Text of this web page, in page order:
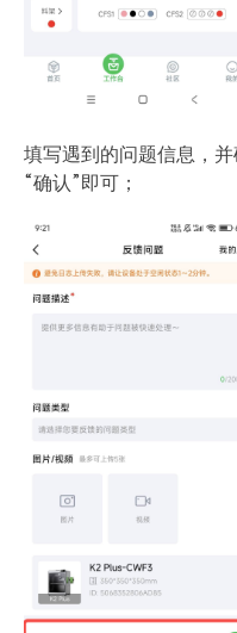
填写遇到的问题信息，
“确认”即可；